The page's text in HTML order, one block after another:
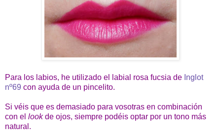
Para los labios, he utilizado el labial rosa fucsia de Inglot
nº69 con ayuda de un pincelito.
Si véis que es demasiado para vosotras en combinación
con el lookde ojos, siempre podéis optar por un tono más
natural.